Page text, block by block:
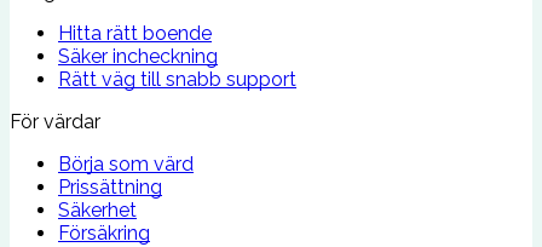
Hitta rätt boende
Säker incheckning
Rätt väg till snabb support
För värdar
Börja som värd
Prissättning
Säkerhet
Försäkring